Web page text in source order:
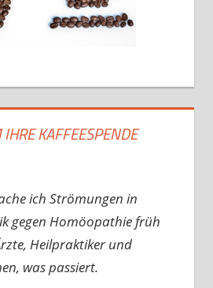
KAFFEESPENDE
ich Strömungen in
gegen Homöopathie früh
Heilpraktiker und
was passiert.